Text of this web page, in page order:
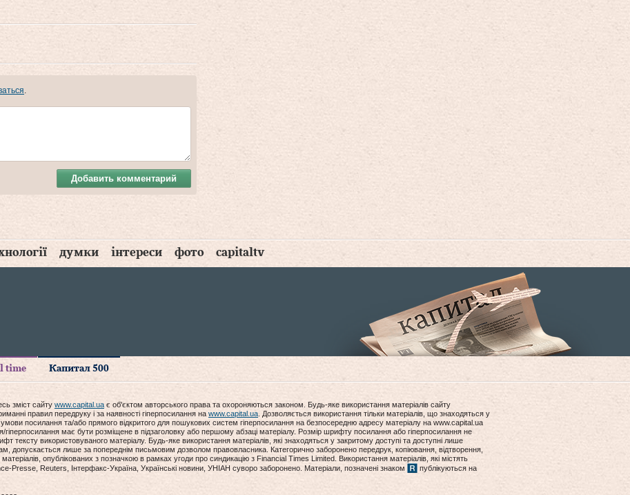
.
Добавить комментарий
думки інтереси фото capitaltv
time Капитал 500
зміст сайту www.capital.ua є об'єктом авторського права та охороняються законом. Будь-яке використання матеріалів сайту
правил передруку і за наявності гіперпосилання на www.capital.ua . Дозволяється використання тільки матеріалів, що знаходяться у
умови посилання та/або прямого відкритого для пошукових систем гіперпосилання на безпосередню адресу матеріалу на www.capital.ua
має бути розміщене в підзаголовку або першому абзаці матеріалу. Розмір шрифту посилання або гіперпосилання не
тексту використовуваного матеріалу. Будь-яке використання матеріалів, які знаходяться у закритому доступі та доступні лише
допускається лише за попереднім письмовим дозволом правовласника. Категорично заборонено передрук, копіювання, відтворення,
опублікованих з позначкою в рамках угоди про синдикацію з Financial Times Limited. Використання матеріалів, які містять
Presse, Reuters, Інтерфакс-Україна, Українські новини, УНІАН суворо заборонено. Матеріали, позначені знаком
публікуються на